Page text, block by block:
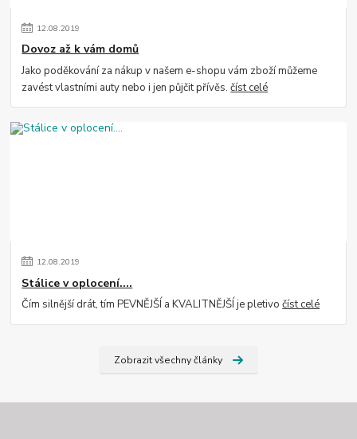
12.08.2019
Dovoz až k vám domů
Jako poděkování za nákup v našem e-shopu vám zboží můžeme
zavést vlastními auty nebo i jen půjčit přívěs.číst celé
12.08.2019
Stálice v oplocení....
Čím silnější drát, tím PEVNĚJŠÍ a KVALITNĚJŠÍ je pletivočíst celé
Zobrazit všechny články